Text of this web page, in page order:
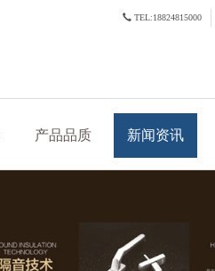
TEL:18824815000
产品品质 新闻资讯